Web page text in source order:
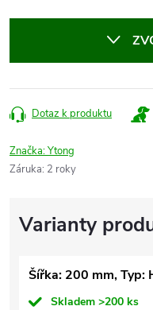
Dotaz k produktu
Značka:Ytong
Záruka: 2 roky
Šířka: 200 mm, Typ:
Skladem >200 ks